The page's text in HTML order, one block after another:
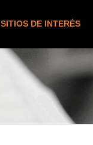
SITIOS DE INTERÉS